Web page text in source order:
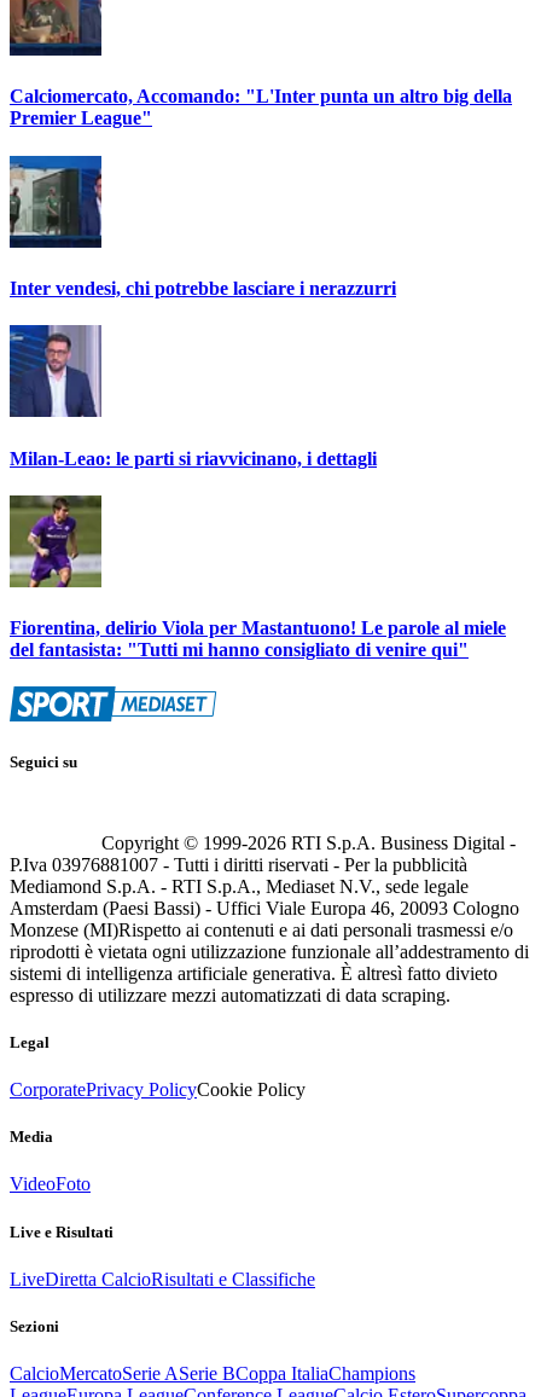
Calciomercato, Accomando: "L'Inter punta un altro big della
Premier League"
Inter vendesi, chi potrebbe lasciare i nerazzurri
Milan-Leao: le parti si riavvicinano, i dettagli
Fiorentina, delirio Viola per Mastantuono! Le parole al miele
del fantasista: "Tutti mi hanno consigliato di venire qui"
Seguici su
Copyright © 1999-2026 RTI S.p.A. Business Digital -
P.Iva 03976881007 - Tutti i diritti riservati - Per la pubblicità
Mediamond S.p.A. - RTI S.p.A., Mediaset N.V., sede legale
Amsterdam (Paesi Bassi) - Uffici Viale Europa 46, 20093 Cologno
Monzese (MI)Rispetto ai contenuti e ai dati personali trasmessi e/o
riprodotti è vietata ogni utilizzazione funzionale all’addestramento di
sistemi di intelligenza artificiale generativa. È altresì fatto divieto
espresso di utilizzare mezzi automatizzati di data scraping.
Legal
CorporatePrivacy PolicyCookie Policy
Media
VideoFoto
Live e Risultati
LiveDiretta CalcioRisultati e Classifiche
Sezioni
CalcioMercatoSerie ASerie BCoppa ItaliaChampions